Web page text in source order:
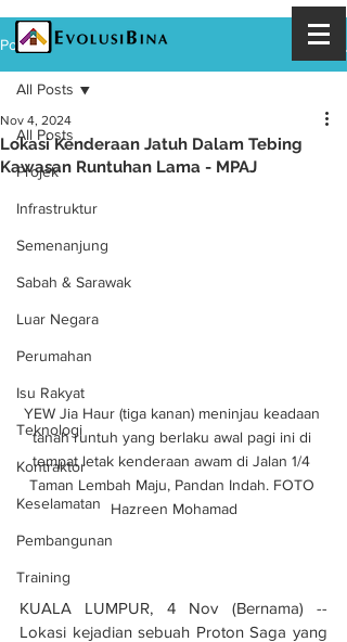
Post
All Posts
Projek
Infrastruktur
Semenanjung
Sabah & Sarawak
Luar Negara
Perumahan
Isu Rakyat
Teknologi
Kontraktor
Keselamatan
Pembangunan
Training
All Posts
Lokasi Kenderaan Jatuh Dalam Tebing
Kawasan Runtuhan Lama - MPAJ
Nov 4, 2024
YEW Jia Haur (tiga kanan) meninjau keadaan
tanah runtuh yang berlaku awal pagi ini di
tempat letak kenderaan awam di Jalan 1/4
Taman Lembah Maju, Pandan Indah. FOTO
Hazreen Mohamad
KUALA LUMPUR, 4 Nov (Bernama) --
Lokasi kejadian sebuah Proton Saga yang